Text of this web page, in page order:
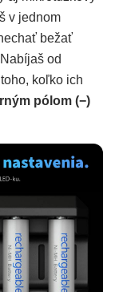
v jednom
bežať
od
koľko ich
pólom (−)